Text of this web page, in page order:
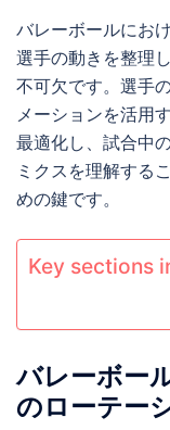
バレーボールにお
選手の動きを整理
不可欠です。選手
メーションを活用
最適化し、試合中
ミクスを理解する
めの鍵です。
Key sections
バレーボー
のローテー